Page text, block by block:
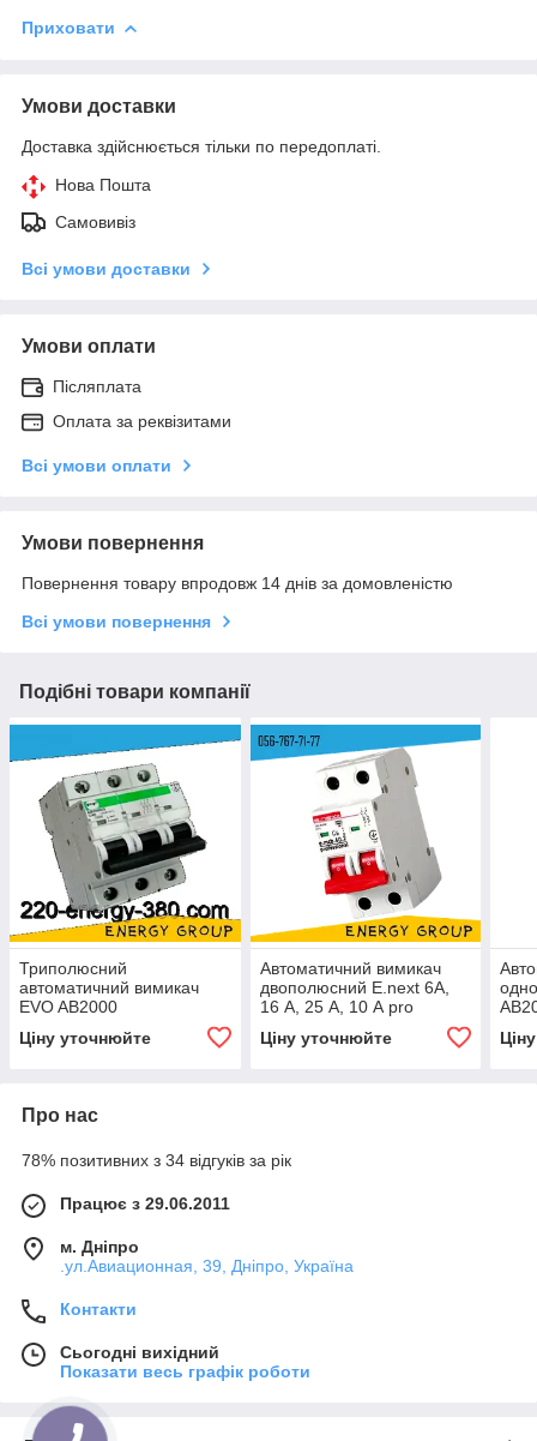
Приховати
Умови доставки
Доставка здійснюється тільки по передоплаті.
Нова Пошта
Самовивіз
Всі умови доставки
Умови оплати
Післяплата
Оплата за реквізитами
Всі умови оплати
Умови повернення
Повернення товару впродовж 14 днів за домовленістю
Всі умови повернення
Подібні товари компанії
Триполюсний
автоматичний вимикач
EVO AB2000
Ціну уточнюйте
Автоматичний вимикач
двополюсний E.next 6А,
16 А, 25 А, 10 А pro
Ціну уточнюйте
Про нас
78% позитивних з 34 відгуків за рік
Працює з 29.06.2011
м. Дніпро
.ул.Авиационная, 39, Дніпро, Україна
Контакти
Сьогодні вихідний
Показати весь графік роботи